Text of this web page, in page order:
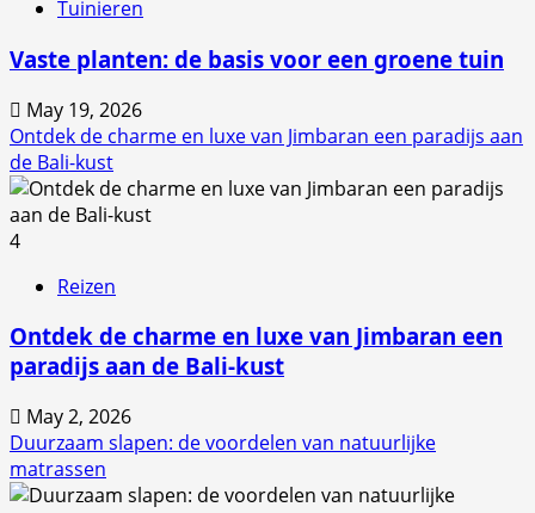
Tuinieren
Vaste planten: de basis voor een groene tuin
May 19, 2026
Ontdek de charme en luxe van Jimbaran een paradijs aan
de Bali-kust
4
Reizen
Ontdek de charme en luxe van Jimbaran een
paradijs aan de Bali-kust
May 2, 2026
Duurzaam slapen: de voordelen van natuurlijke
matrassen